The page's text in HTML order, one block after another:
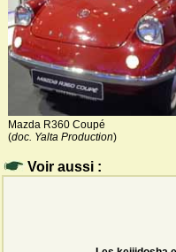
Mazda R360 Coupé
(doc. Yalta Production)
Voir aussi :